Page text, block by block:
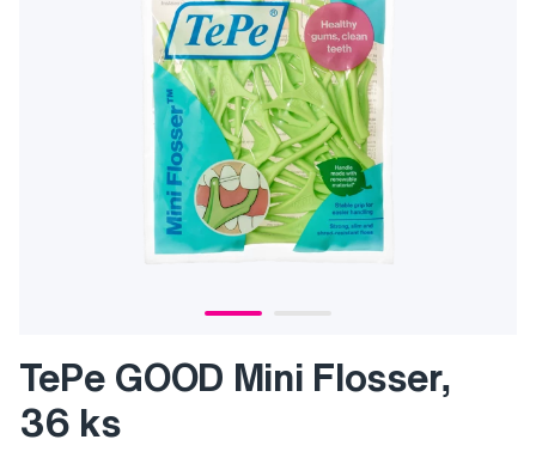
TePe GOOD Mini Flosser,
36 ks